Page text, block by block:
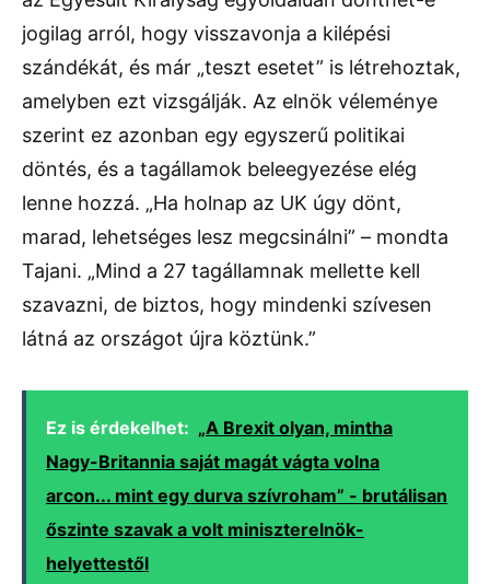
jogilag arról, hogy visszavonja a kilépési
szándékát, és már „teszt esetet” is létrehoztak,
amelyben ezt vizsgálják. Az elnök véleménye
szerint ez azonban egy egyszerű politikai
döntés, és a tagállamok beleegyezése elég
lenne hozzá. „Ha holnap az UK úgy dönt,
marad, lehetséges lesz megcsinálni” – mondta
Tajani. „Mind a 27 tagállamnak mellette kell
szavazni, de biztos, hogy mindenki szívesen
látná az országot újra köztünk.”
Ez is érdekelhet: „A Brexit olyan, mintha
Nagy-Britannia saját magát vágta volna
arcon... mint egy durva szívroham” - brutálisan
őszinte szavak a volt miniszterelnök-
helyettestől